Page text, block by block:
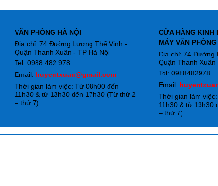
VĂN PHÒNG HÀ NỘI
Địa chỉ: 74 Đường Lương Thế Vinh -
Quận Thanh Xuân - TP Hà Nội
Tel: 0988.482.978
Email: huyentxuan@gmail.com
Thời gian làm việc: Từ 08h00 đến
11h30 & từ 13h30 đến 17h30 (Từ thứ 2
– thứ 7)
CỬA HÀNG KINH
MÁY VĂN PHÒNG
Địa chỉ: 74 Đường
Quận Thanh Xuân
Tel: 0988482978
Email:
Thời gian làm
11h30 & từ 13h30
– thứ 7)